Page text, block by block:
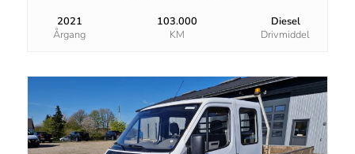
2021
Årgang
103.000
KM
Diesel
Drivmiddel